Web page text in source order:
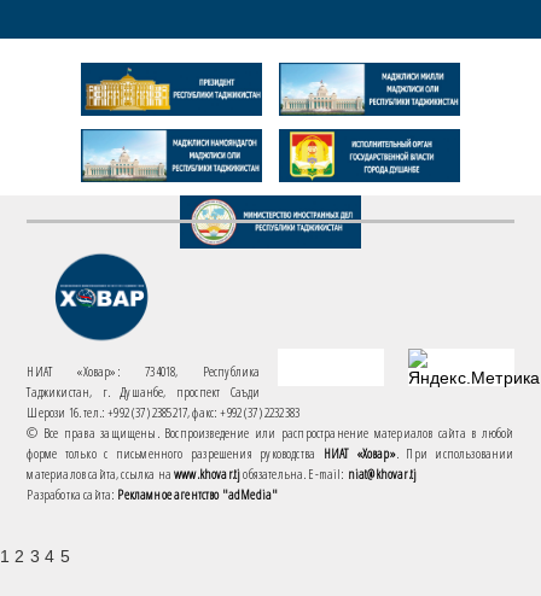
НИАТ «Ховар»: 734018, Республика
Таджикистан, г. Душанбе, проспект Саъди
Шерози 16. тел.: +992 (37) 2385217, факс: +992 (37) 2232383
© Все права защищены. Воспроизведение или распространение материалов сайта в любой
форме только с письменного разрешения руководства НИАТ «Ховар». При использовании
материалов сайта, ссылка наwww.khovar.tjобязательна. E-mail: niat@khovar.tj
Разработка сайта: Рекламное агентство "adMedia"
1 2 3 4 5